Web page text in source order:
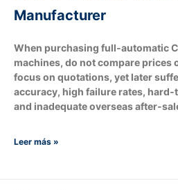
Manufacturer
When purchasing full‑automatic
machines, do not compare prices
focus on quotations, yet later
accuracy, high failure rates,
and inadequate overseas
machine manufacturer shall
Leer más »